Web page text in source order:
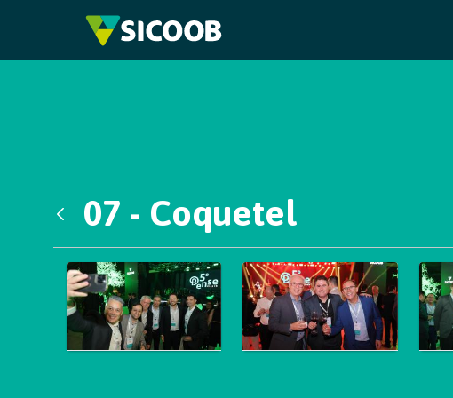
Pular para o Conteúdo principal
07 - Coquetel
Galeria de Mídias